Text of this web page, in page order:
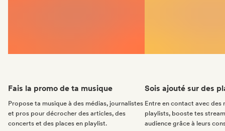
Fais la promo de ta musique
Propose ta musique à des médias, journalistes
et pros pour décrocher des articles, des
concerts et des places en playlist.
Sois ajouté sur des
Entre en contact avec des
playlists, booste tes
audience grâce à leurs